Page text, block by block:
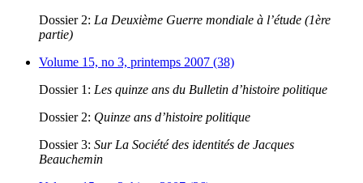
Dossier 2: La Deuxième Guerre mondiale à l’étude (1ère
partie)
Volume 15, no 3, printemps 2007 (38)
Dossier 1: Les quinze ans du Bulletin d’histoire politique
Dossier 2: Quinze ans d’histoire politique
Dossier 3: Sur La Société des identités de Jacques
Beauchemin